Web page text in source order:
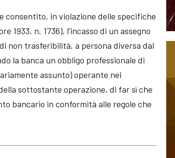
consentito, in violazione delle specifiche
1933, n. 1736), l’incasso di un assegno
non trasferibilità, a persona diversa dal
la banca un obbligo professionale di
assunto) operante nei
sottostante operazione, di far sì che
bancario in conformità alle regole che